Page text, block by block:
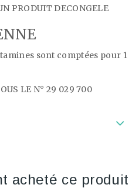
PRODUIT DECONGELE
sont comptées pour 1
LE N° 29 029 700
acheté ce produit